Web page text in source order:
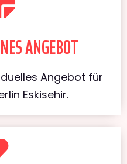
ANGEBOT
Angebot für
Eskisehir.